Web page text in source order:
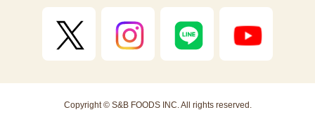
Copyright © S&B FOODS INC. All rights reserved.